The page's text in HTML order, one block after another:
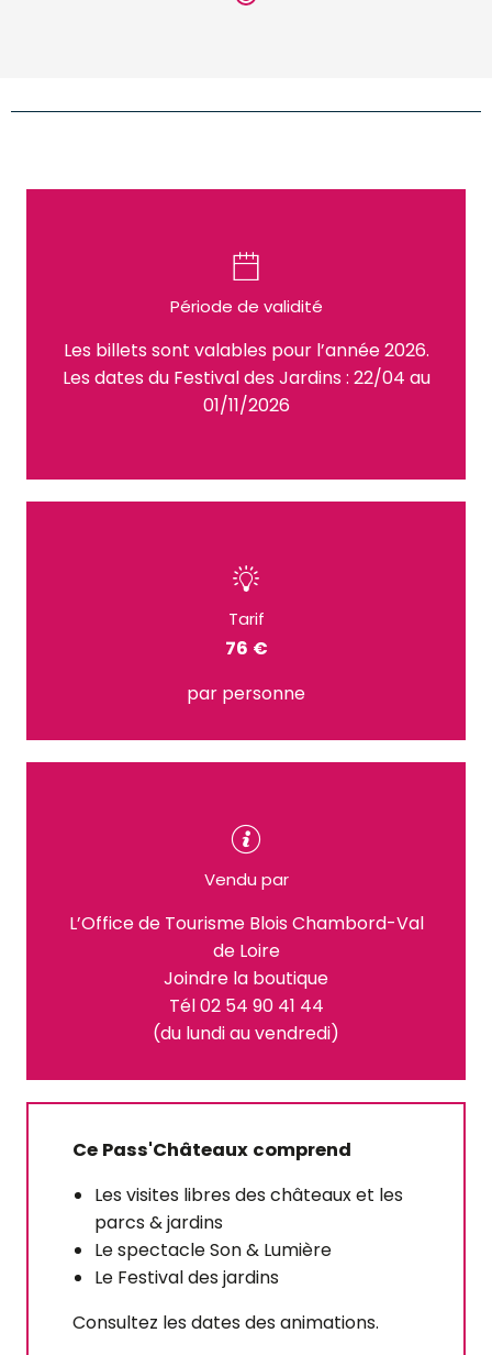
Période de validité
Les billets sont valables pour l’année 2026.
Les dates du Festival des Jardins : 22/04 au
01/11/2026
Tarif
76 €
par personne
Vendu par
L’Office de Tourisme Blois Chambord-Val
de Loire
Joindre la boutique
Tél 02 54 90 41 44
(du lundi au vendredi)
Ce Pass'Châteaux comprend
Les visites libres des châteaux et les
parcs & jardins
Le spectacle Son & Lumière
Le Festival des jardins
Consultez les dates des animations.